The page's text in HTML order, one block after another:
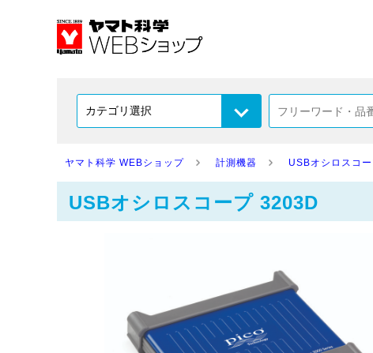
ヤマト科学 WEBショップ 計測機器 USBオシロスコ
USBオシロスコープ 3203D